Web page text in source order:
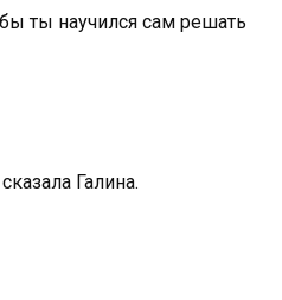
ты научился сам решать
Галина.